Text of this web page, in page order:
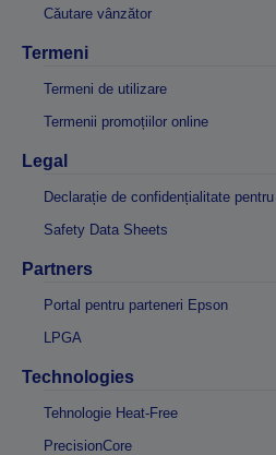
Căutare vânzător
Termeni
Termeni de utilizare
Termenii promoțiilor online
Legal
Declarație de confidențialitate
Safety Data Sheets
Partners
Portal pentru parteneri Epson
LPGA
Technologies
Tehnologie Heat-Free
PrecisionCore